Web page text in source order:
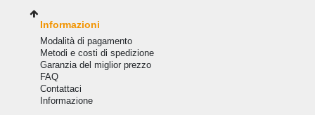
Informazioni
Modalità di pagamento
Metodi e costi di spedizione
Garanzia del miglior prezzo
FAQ
Сontattaci
Informazione